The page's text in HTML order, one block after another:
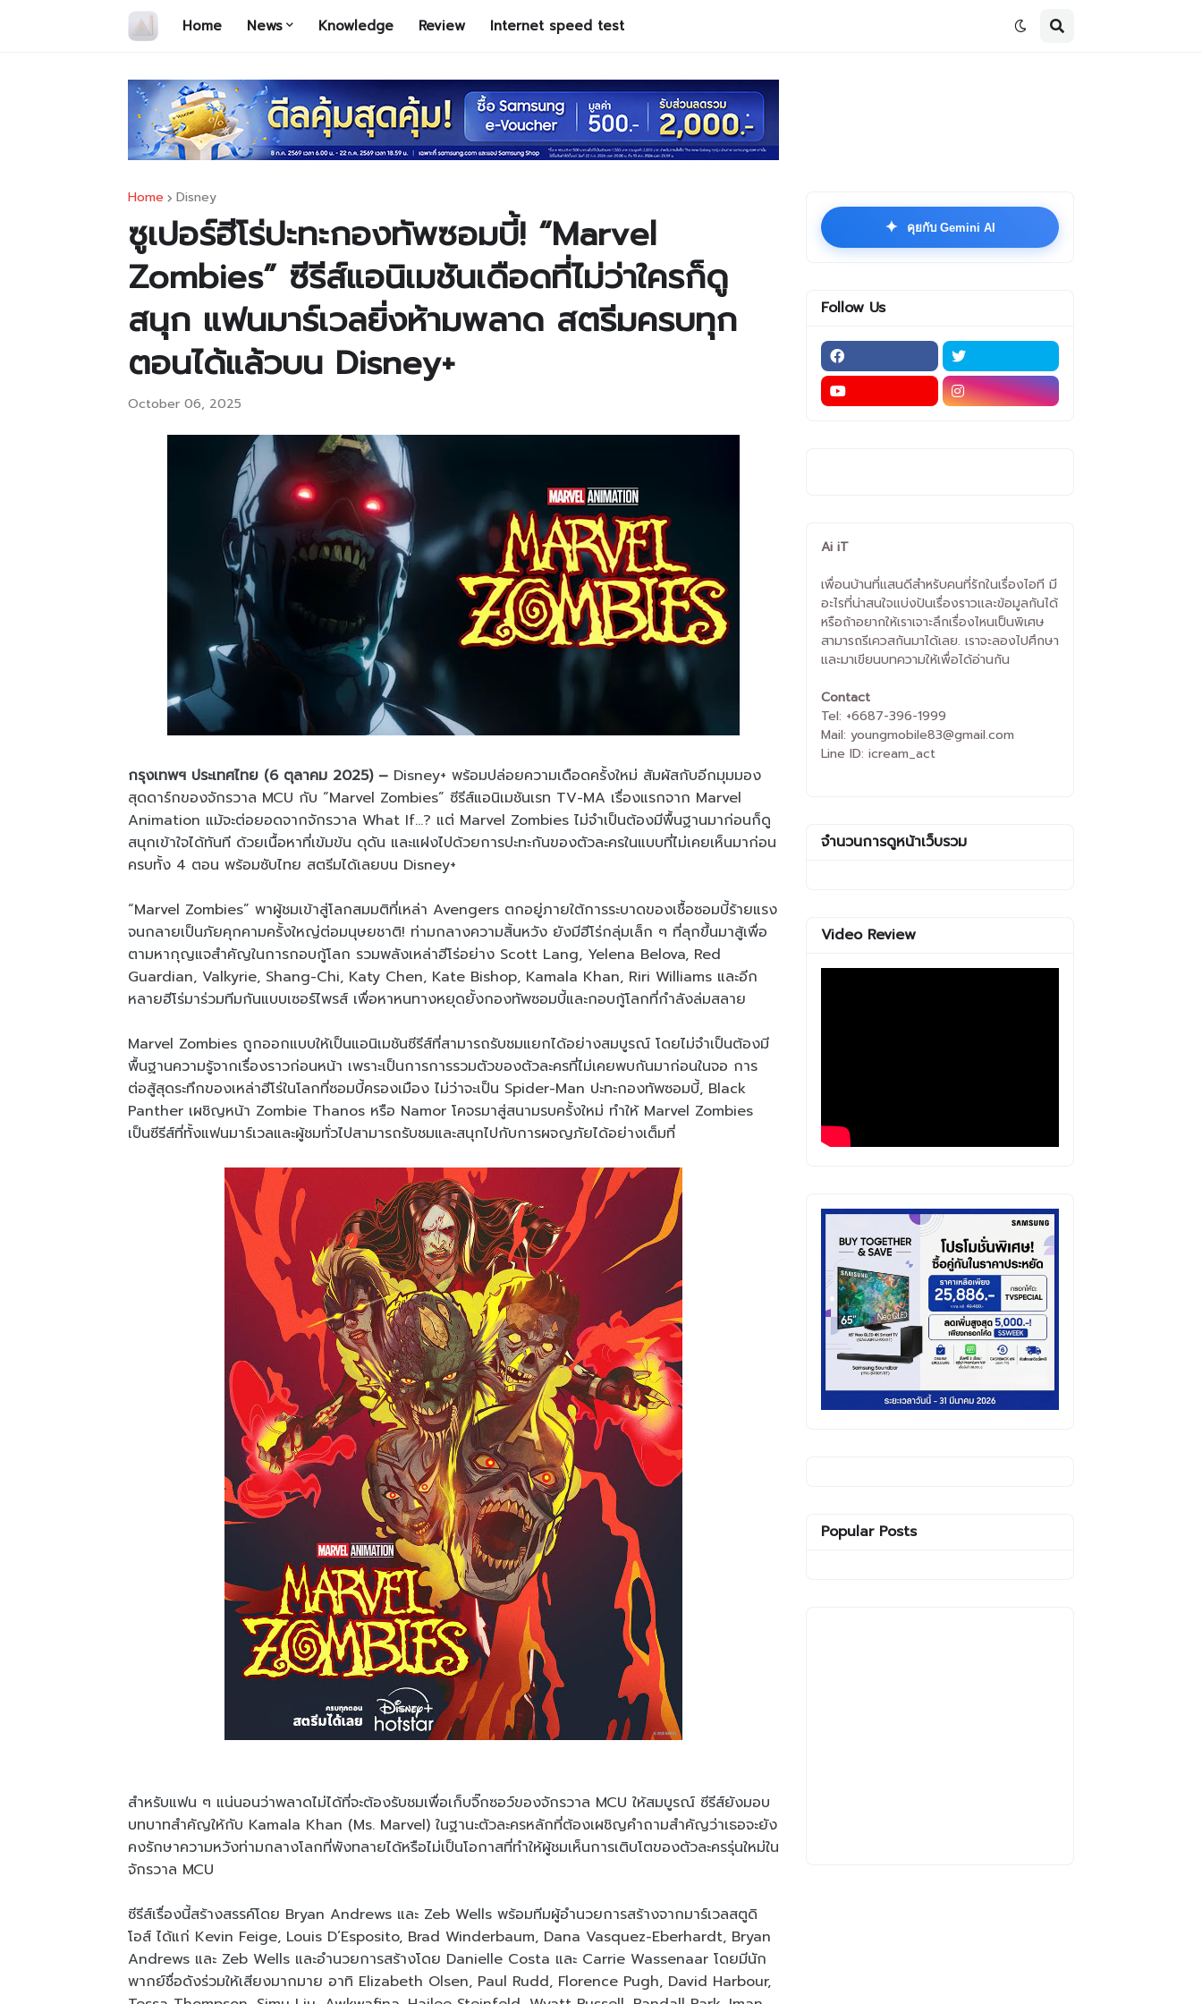
Home News Knowledge Review Internet speed test
Home Disney
ซูเปอร์ฮีโร่ปะทะกองทัพซอมบี้! “Marvel
Zombies” ซีรีส์แอนิเมชันเดือดที่ไม่ว่าใครก็ดู
สนุก แฟนมาร์เวลยิ่งห้ามพลาด สตรีมครบทุก
ตอนได้แล้วบน Disney+
October 06, 2025
กรุงเทพฯ ประเทศไทย (6 ตุลาคม 2025) – Disney+ พร้อมปล่อยความเดือดครั้งใหม่ สัมผัสกับอีกมุมมอง
สุดดาร์กของจักรวาล MCU กับ “Marvel Zombies” ซีรีส์แอนิเมชันเรท TV-MA เรื่องแรกจาก Marvel
Animation แม้จะต่อยอดจากจักรวาล What If…? แต่ Marvel Zombies ไม่จำเป็นต้องมีพื้นฐานมาก่อนก็ดู
สนุกเข้าใจได้ทันที ด้วยเนื้อหาที่เข้มข้น ดุดัน และแฝงไปด้วยการปะทะกันของตัวละครในแบบที่ไม่เคยเห็นมาก่อน
ครบทั้ง 4 ตอน พร้อมซับไทย สตรีมได้เลยบน Disney+
“Marvel Zombies” พาผู้ชมเข้าสู่โลกสมมติที่เหล่า Avengers ตกอยู่ภายใต้การระบาดของเชื้อซอมบี้ร้ายแรง
จนกลายเป็นภัยคุกคามครั้งใหญ่ต่อมนุษยชาติ! ท่ามกลางความสิ้นหวัง ยังมีฮีโร่กลุ่มเล็ก ๆ ที่ลุกขึ้นมาสู้เพื่อ
ตามหากุญแจสำคัญในการกอบกู้โลก รวมพลังเหล่าฮีโร่อย่าง Scott Lang, Yelena Belova, Red
Guardian, Valkyrie, Shang-Chi, Katy Chen, Kate Bishop, Kamala Khan, Riri Williams และอีก
หลายฮีโร่มาร่วมทีมกันแบบเซอร์ไพรส์ เพื่อหาหนทางหยุดยั้งกองทัพซอมบี้และกอบกู้โลกที่กำลังล่มสลาย
Marvel Zombies ถูกออกแบบให้เป็นแอนิเมชันซีรีส์ที่สามารถรับชมแยกได้อย่างสมบูรณ์ โดยไม่จำเป็นต้องมี
พื้นฐานความรู้จากเรื่องราวก่อนหน้า เพราะเป็นการการรวมตัวของตัวละครที่ไม่เคยพบกันมาก่อนในจอ การ
ต่อสู้สุดระทึกของเหล่าฮีโร่ในโลกที่ซอมบี้ครองเมือง ไม่ว่าจะเป็น Spider-Man ปะทะกองทัพซอมบี้, Black
Panther เผชิญหน้า Zombie Thanos หรือ Namor โคจรมาสู่สนามรบครั้งใหม่ ทำให้ Marvel Zombies
เป็นซีรีส์ที่ทั้งแฟนมาร์เวลและผู้ชมทั่วไปสามารถรับชมและสนุกไปกับการผจญภัยได้อย่างเต็มที่
สำหรับแฟน ๆ แน่นอนว่าพลาดไม่ได้ที่จะต้องรับชมเพื่อเก็บจิ๊กซอว์ของจักรวาล MCU ให้สมบูรณ์ ซีรีส์ยังมอบ
บทบาทสำคัญให้กับ Kamala Khan (Ms. Marvel) ในฐานะตัวละครหลักที่ต้องเผชิญคำถามสำคัญว่าเธอจะยัง
คงรักษาความหวังท่ามกลางโลกที่พังทลายได้หรือไม่เป็นโอกาสที่ทำให้ผู้ชมเห็นการเติบโตของตัวละครรุ่นใหม่ใน
จักรวาล MCU
ซีรีส์เรื่องนี้สร้างสรรค์โดย Bryan Andrews และ Zeb Wells พร้อมทีมผู้อำนวยการสร้างจากมาร์เวลสตูดิ
โอส์ ได้แก่ Kevin Feige, Louis D’Esposito, Brad Winderbaum, Dana Vasquez-Eberhardt, Bryan
Andrews และ Zeb Wells และอำนวยการสร้างโดย Danielle Costa และ Carrie Wassenaar โดยมีนัก
พากย์ชื่อดังร่วมให้เสียงมากมาย อาทิ Elizabeth Olsen, Paul Rudd, Florence Pugh, David Harbour,
✦ คุยกับ Gemini AI
Follow Us
Ai iT
เพื่อนบ้านที่แสนดีสำหรับคนที่รักในเรื่องไอที มี
อะไรที่น่าสนใจแบ่งปันเรื่องราวและข้อมูลกันได้
หรือถ้าอยากให้เราเจาะลึกเรื่องไหนเป็นพิเศษ
สามารถรีเควสกันมาได้เลย. เราจะลองไปศึกษา
และมาเขียนบทความให้เพื่อได้อ่านกัน
Contact
Tel: +6687-396-1999
Mail: youngmobile83@gmail.com
Line ID: icream_act
จำนวนการดูหน้าเว็บรวม
Video Review
Popular Posts